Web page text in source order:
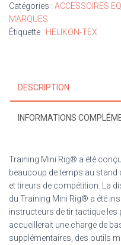
Catégories : ACCESSOIRES
MARQUES
Étiquette : HELIKON-TEX
DESCRIPTION
INFORMATIONS
Training Mini Rig® a été
beaucoup de temps au stand
et tireurs de compétition. La
du Training Mini Rig® a été
instructeurs de tir tactique
accueillerait une charge de
supplémentaires, des outils